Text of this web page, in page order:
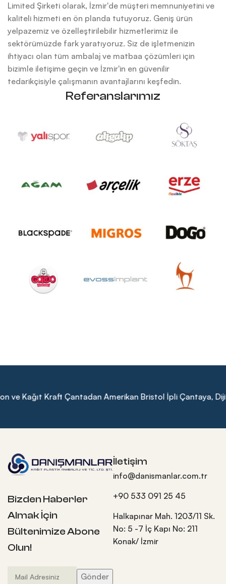
Limited Şirketi olarak, İzmir'de müşteri memnuniyetini ve
kaliteli hizmeti en ön planda tutuyoruz. Geniş ürün
yelpazemiz ve özelleştirilebilir hizmetlerimiz ile
sektörümüzde fark yaratıyoruz. Siz de işletmenizin
ihtiyacı olan tüm ambalaj ve matbaa çözümleri için
bizimle iletişime geçin ve İzmir'in en güvenilir
tedarikçisiyle çalışmanın avantajlarını keşfedin.
Referanslarımız
Kraft Çantadan Amerikan Bristol İpli Çantaya, Dijital
Bizden Haberler
Almak İçin
Bültenimize Abone
Olun!
İletişim
info@danismanlar.com.tr
+90 533 091 25 45
Halkapınar Mah. 1203/11 Sk.
No: 5 -7 İç Kapı No: 211
Konak/ İzmir